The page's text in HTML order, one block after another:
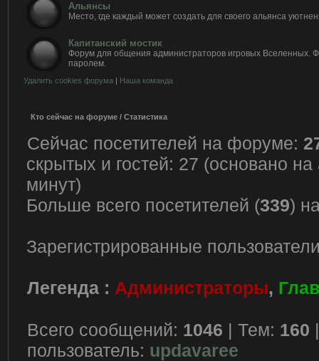
Альянсы
Место, где каждый может создать для своего альянса
Капитанский мостик
Форум для общения администраторов игровых Вселенных.
паролем.
Удалить cookies форума | Наша команда
Кто сейчас на форуме / Статистика
Сейчас посетителей на форуме:
скрытых и гостей: 27 (основано
минут)
Больше всего посетителей (339)
Зарегистрированные
Легенда : Администраторы,
Всего сообщений: 1046 | Тем: 160
пользователь: updavaree